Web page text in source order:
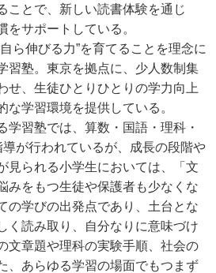
ことで、新しい読書体験を通じ
をサポートしている。
ら伸びる力”を育てることを理念に
習塾。東京を拠点に、少人数制集
せ、生徒ひとりひとりの学力向上
な学習環境を提供している。
習塾では、算数・国語・理科・
が行われているが、成長の段階や
見られる小学生においては、「文
みをもつ生徒や保護者も少なくな
の学びの出発点であり、土台とな
く読み取り、自分なりに意味づけ
文章題や理科の実験手順、社会の
、あらゆる学習の場面でもつまず